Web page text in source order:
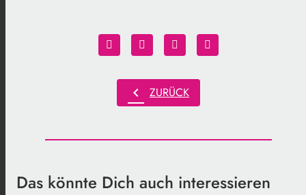
chevron_left ZURÜCK
Das könnte Dich auch interessieren